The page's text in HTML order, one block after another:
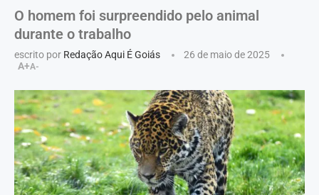
O homem foi surpreendido pelo animal
durante o trabalho
escrito por Redação Aqui É Goiás
26 de maio de 2025
A+A-